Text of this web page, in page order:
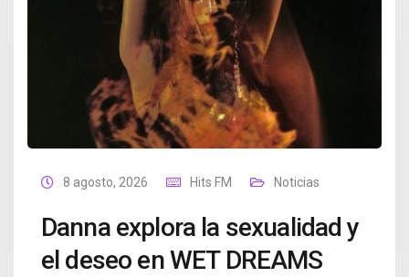
8 agosto, 2026 Hits FM Noticias
Danna explora la sexualidad y
el deseo en WET DREAMS